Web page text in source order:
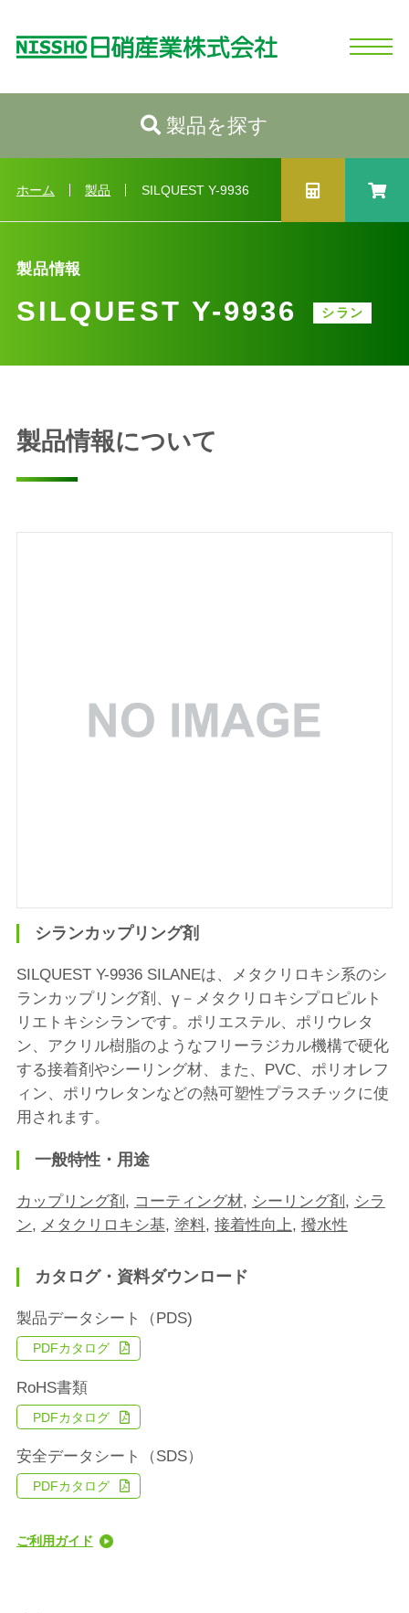
ホーム
日硝産業の強み
シリコーンとは
製品情報
製品情報トップへ カテゴリから探す
業種から探す 製品選択ガイド
会社情報
お問い合わせ
ログイン
新規会員登録
製品を探す
ホーム 製品 SILQUEST Y-9936
製品情報
SILQUEST Y-9936 シラン
製品情報について
シランカップリング剤
SILQUEST Y-9936 SILANEは、メタクリロキシ系のシ
ランカップリング剤、γ－メタクリロキシプロピルト
リエトキシシランです。ポリエステル、ポリウレタ
ン、アクリル樹脂のようなフリーラジカル機構で硬化
する接着剤やシーリング材、また、PVC、ポリオレフ
ィン、ポリウレタンなどの熱可塑性プラスチックに使
用されます。
一般特性・用途
カップリング剤 , コーティング材, シーリング剤 , シラ
ン, メタクリロキシ基, 塗料, 接着性向上, 撥水性
カタログ・資料ダウンロード
製品データシート（PDS)
PDFカタログ
RoHS書類
PDFカタログ
安全データシート（SDS）
PDFカタログ
ご利用ガイド